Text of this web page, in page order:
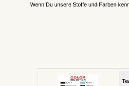
Wenn Du unsere Stoffe und Farben